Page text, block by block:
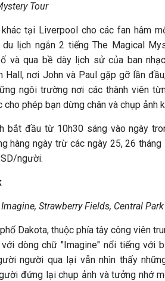
Tour
tại Liverpool cho các fan hâm
lịch ngắn 2 tiếng The Magical
và qua bề dày lịch sử của ban
Hall, nơi John và Paul gặp gỡ lần
ngôi trường nơi các thành viên
cho phép bạn dừng chân và chụp ảnh
bắt đầu từ 10h30 sáng vào ngày
hàng ngày trừ các ngày 25, 26
người.
Strawberry Fields, Central Park
Dakota, thuộc phía tây công viên
dòng chữ "Imagine" nổi tiếng với
người qua lại vẫn nhìn thấy
đứng lại chụp ảnh và tưởng nhớ